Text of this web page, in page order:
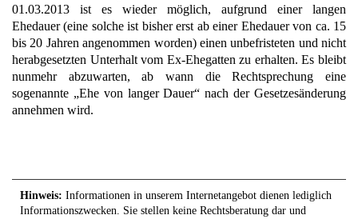
01.03.2013 ist es wieder möglich, aufgrund einer langen
Ehedauer (eine solche ist bisher erst ab einer Ehedauer von ca. 15
bis 20 Jahren angenommen worden) einen unbefristeten und nicht
herabgesetzten Unterhalt vom Ex-Ehegatten zu erhalten. Es bleibt
nunmehr abzuwarten, ab wann die Rechtsprechung eine
sogenannte „Ehe von langer Dauer“ nach der Gesetzesänderung
annehmen wird.
Hinweis: Informationen in unserem Internetangebot dienen lediglich
Informationszwecken. Sie stellen keine Rechtsberatung dar und